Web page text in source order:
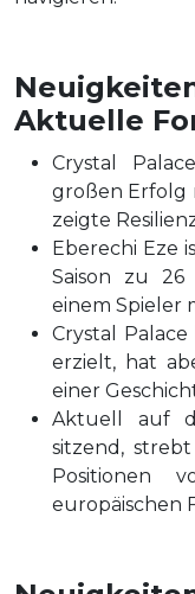
Aktuelle
Crystal
großen Erfolg
zeigte
Eberechi Eze
Saison zu
einem Spieler
Crystal
erzielt, hat
einer
Aktuell auf
sitzend,
Positionen
europäischen